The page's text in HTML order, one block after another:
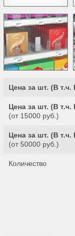
Цена за шт. (В т.ч.
Цена за шт. (В т.ч.
(от 15000 руб.)
Цена за шт. (В т.ч.
(от 50000 руб.)
Количество